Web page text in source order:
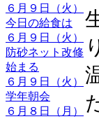
６月９日（火）
今日の給食は
６月９日（火）
防砂ネット改修
始まる
６月９日（火）
学年朝会
６月８日（月）